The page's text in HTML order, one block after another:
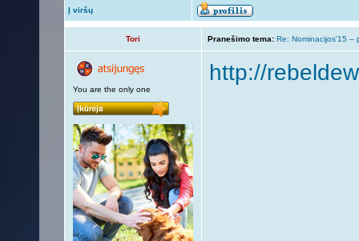
Į viršų
Tori Pranešimo tema: Re: Nominacijos'15 –
You are the only one
http://